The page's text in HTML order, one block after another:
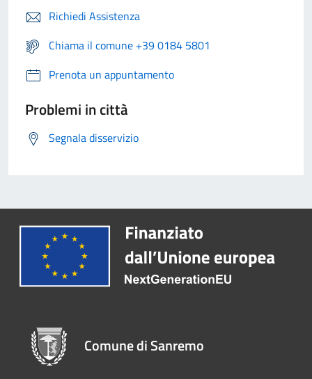
Richiedi Assistenza
Chiama il comune +39 0184 5801
Prenota un appuntamento
Problemi in città
Segnala disservizio
Comune di Sanremo